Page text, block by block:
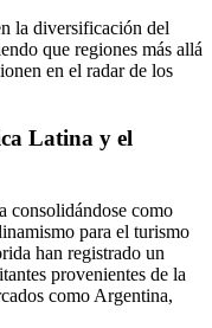
la diversificación del
que regiones más allá
en el radar de los
Latina y el
consolidándose como
para el turismo
han registrado un
provenientes de la
como Argentina,